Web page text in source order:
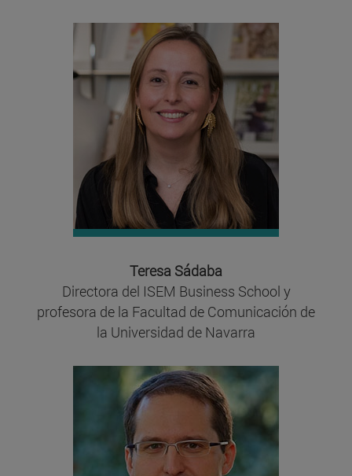
Teresa Sádaba
Directora del ISEM Business School y
profesora de la Facultad de Comunicación de
la Universidad de Navarra